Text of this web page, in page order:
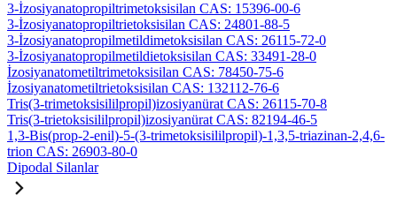
3-İzosiyanatopropiltrimetoksisilan CAS: 15396-00-6
3-İzosiyanatopropiltrietoksisilan CAS: 24801-88-5
3-İzosiyanatopropilmetildimetoksisilan CAS: 26115-72-0
3-İzosiyanatopropilmetildietoksisilan CAS: 33491-28-0
İzosiyanatometiltrimetoksisilan CAS: 78450-75-6
İzosiyanatometiltrietoksisilan CAS: 132112-76-6
Tris(3-trimetoksisililpropil)izosiyanürat CAS: 26115-70-8
Tris(3-trietoksisililpropil)izosiyanürat CAS: 82194-46-5
1,3-Bis(prop-2-enil)-5-(3-trimetoksisililpropil)-1,3,5-triazinan-2,4,6-
trion CAS: 26903-80-0
Dipodal Silanlar